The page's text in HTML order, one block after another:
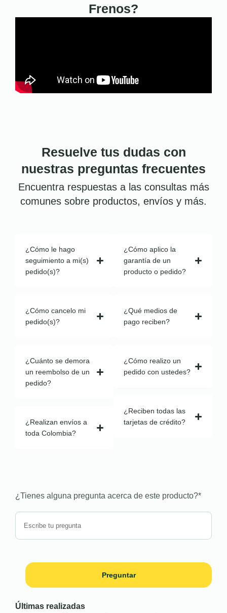
Frenos?
Resuelve tus dudas con
nuestras preguntas frecuentes
Encuentra respuestas a las consultas más
comunes sobre productos, envíos y más.
¿Cómo le hago
seguimiento a mi(s)
pedido(s)?
¿Cómo cancelo mi
pedido(s)?
¿Cuánto se demora
un reembolso de un
pedido?
¿Realizan envíos a
toda Colombia?
¿Cómo aplico la
garantía de un
producto o pedido?
¿Qué medios de
pago reciben?
¿Cómo realizo un
pedido con ustedes?
¿Reciben todas las
tarjetas de crédito?
¿Tienes alguna pregunta acerca de este producto?*
Preguntar
Últimas realizadas